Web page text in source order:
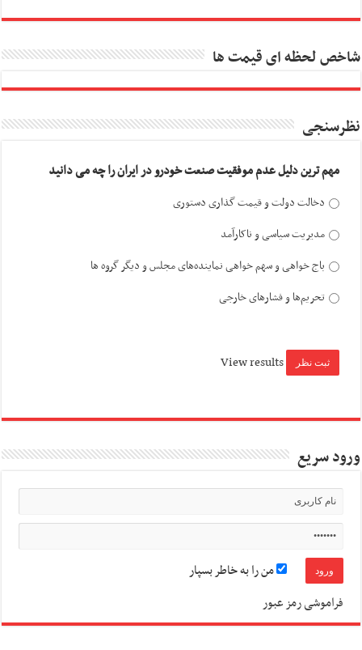
شاخص لحظه ای قیمت ها
نظرسنجی
مهم ترین دلیل عدم موفقیت صنعت خودرو در ایران را چه می دانید
دخالت دولت و قیمت گذاری دستوری
مدیریت سیاسی و ناکارآمد
باج خواهی و سهم خواهی نماینده‌های مجلس و دیگر گروه ها
تحریم‌ها و فشارهای خارجی
View results
ورود سریع
من را به خاطر بسپار
فراموشی رمز عبور